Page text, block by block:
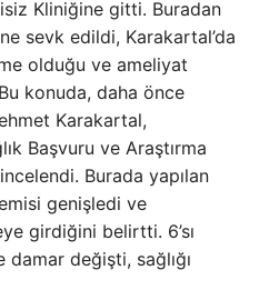
Kliniğine gitti. Buradan
sevk edildi, Karakartal’da
olduğu ve ameliyat
konuda, daha önce
Karakartal,
Başvuru ve Araştırma
Burada yapılan
genişledi ve
girdiğini belirtti. 6’sı
değişti, sağlığı